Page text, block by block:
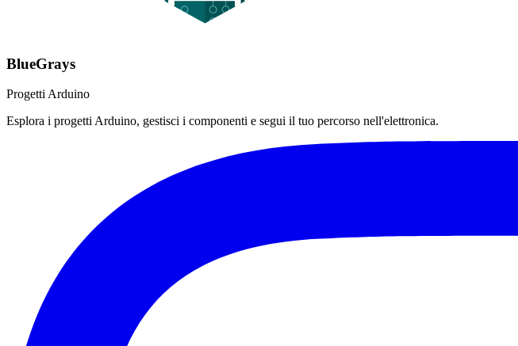
BlueGrays
Progetti Arduino
Esplora i progetti Arduino, gestisci i componenti e segui il tuo percorso nell'elettronica.